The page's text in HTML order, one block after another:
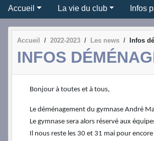
Accueil La vie du club Infos
Accueil 2022-2023 Les news Infos
INFOS
Bonjour à toutes et à tous,
Le déménagement du gymnase André
Le gymnase sera alors réservé aux
Il nous reste les 30 et 31 mai pour